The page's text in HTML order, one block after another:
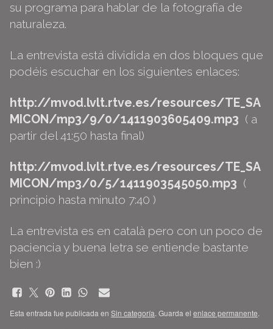
su programa para hablar de la fotografía de
naturaleza.
La entrevista está dividida en dos bloques que
podéis escuchar en los siguientes enlaces:
http://mvod.lvlt.rtve.es/resources/TE_SA
MICON/mp3/9/0/1411903605409.mp3 ( a
partir del 41:50 hasta final)
http://mvod.lvlt.rtve.es/resources/TE_SA
MICON/mp3/0/5/1411903545050.mp3 (
principio hasta minuto 7:40 )
La entrevista es en català pero con un poco de
paciencia y buena letra se entiende bastante
bien :)
Esta entrada fue publicada en Sin categoría. Guarda el enlace permanente.